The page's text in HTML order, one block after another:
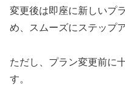
変更後は即座に新しいプ
め、スムーズにステップ
ただし、プラン変更前に
す。